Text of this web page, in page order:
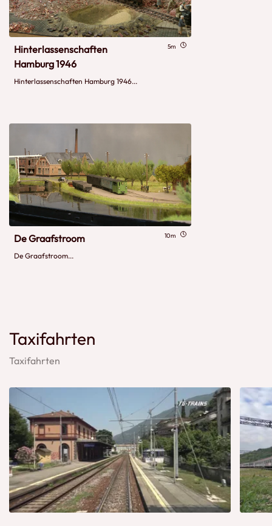
Hinterlassenschaften
Hamburg 1946
5m
Hinterlassenschaften Hamburg 1946...
De Graafstroom 10m
De Graafstroom...
Taxifahrten
Taxifahrten